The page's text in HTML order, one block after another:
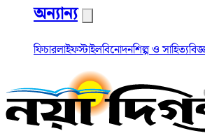
অন্যান্য
ফিচারলাইফস্টাইলবিনোদনশিল্প ও সাহিত্য